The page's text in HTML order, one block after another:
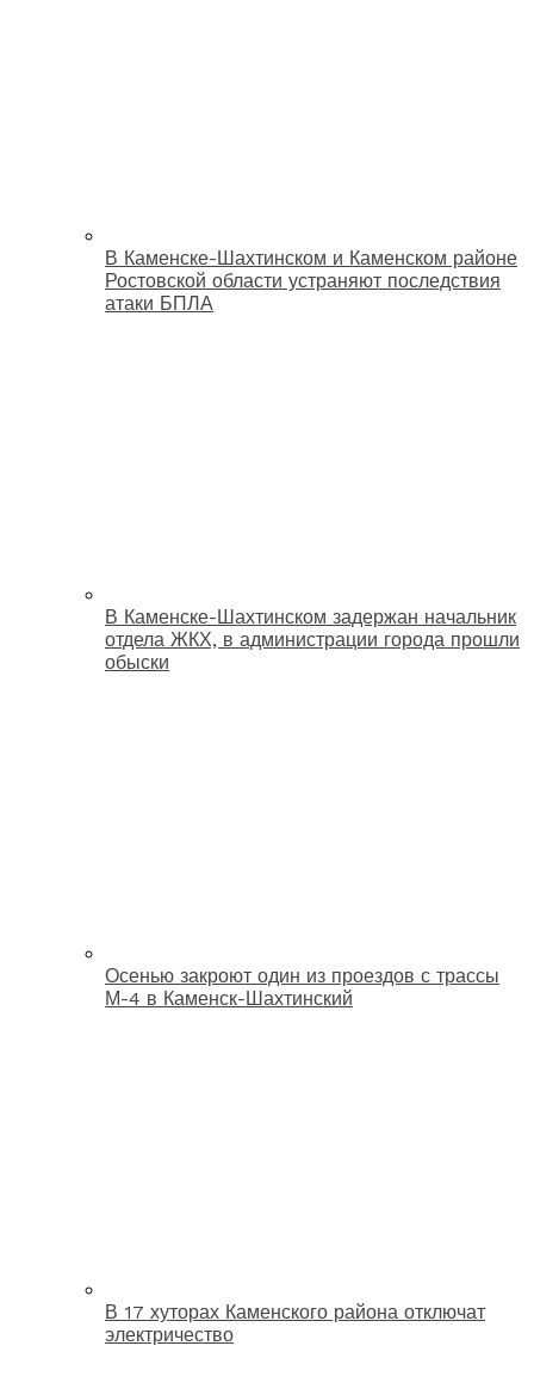
В Каменске-Шахтинском и Каменском районе
Ростовской области устраняют последствия
атаки БПЛА
В Каменске-Шахтинском задержан начальник
отдела ЖКХ, в администрации города прошли
обыски
Осенью закроют один из проездов с трассы
М-4 в Каменск-Шахтинский
В 17 хуторах Каменского района отключат
электричество